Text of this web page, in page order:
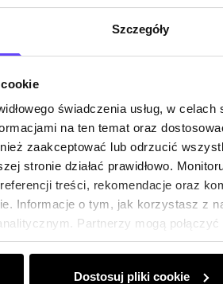
Szczegóły
świadczenia usług, w
na ten temat oraz
zaakceptować lub odrzucić
stronie działać prawidłowo.
treści, rekomendacje oraz
Informacje o tym, jak korzystasz z
Partnerzy mogą
z ich usług.
Dostosuj pliki cookie